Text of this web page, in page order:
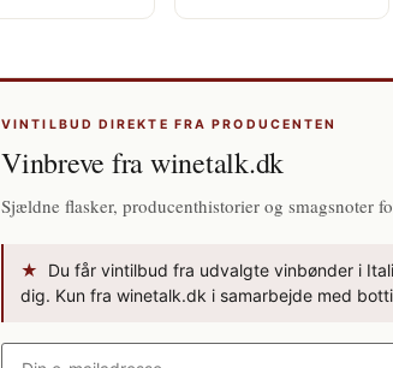
VINTILBUD DIREKTE FRA PRODUCENTEN
Vinbreve fra winetalk.dk
Sjældne flasker, producenthistorier og smagsnoter
★
Du får vintilbud fra udvalgte vinbønder i
dig. Kun fra winetalk.dk i samarbejde med